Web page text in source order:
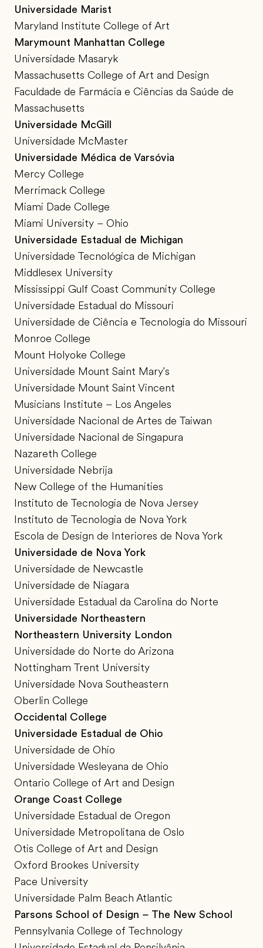
Universidade Marist
Maryland Institute College of Art
Marymount Manhattan College
Universidade Masaryk
Massachusetts College of Art and Design
Faculdade de Farmácia e Ciências da Saúde de
Massachusetts
Universidade McGill
Universidade McMaster
Universidade Médica de Varsóvia
Mercy College
Merrimack College
Miami Dade College
Miami University – Ohio
Universidade Estadual de Michigan
Universidade Tecnológica de Michigan
Middlesex University
Mississippi Gulf Coast Community College
Universidade Estadual do Missouri
Universidade de Ciência e Tecnologia do Missouri
Monroe College
Mount Holyoke College
Universidade Mount Saint Mary's
Universidade Mount Saint Vincent
Musicians Institute – Los Angeles
Universidade Nacional de Artes de Taiwan
Universidade Nacional de Singapura
Nazareth College
Universidade Nebrija
New College of the Humanities
Instituto de Tecnologia de Nova Jersey
Instituto de Tecnologia de Nova York
Escola de Design de Interiores de Nova York
Universidade de Nova York
Universidade de Newcastle
Universidade de Niagara
Universidade Estadual da Carolina do Norte
Universidade Northeastern
Northeastern University London
Universidade do Norte do Arizona
Nottingham Trent University
Universidade Nova Southeastern
Oberlin College
Occidental College
Universidade Estadual de Ohio
Universidade de Ohio
Universidade Wesleyana de Ohio
Ontario College of Art and Design
Orange Coast College
Universidade Estadual de Oregon
Universidade Metropolitana de Oslo
Otis College of Art and Design
Oxford Brookes University
Pace University
Universidade Palm Beach Atlantic
Parsons School of Design – The New School
Pennsylvania College of Technology